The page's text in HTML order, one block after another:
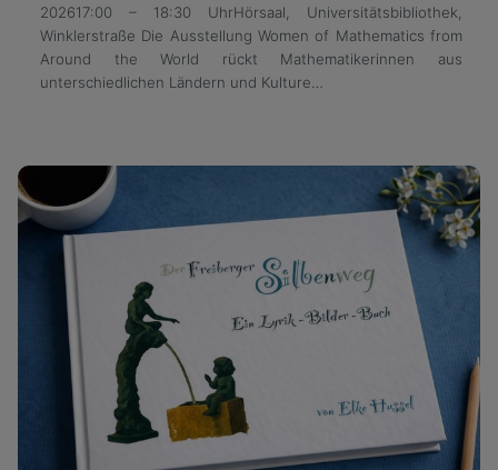
202617:00 – 18:30 UhrHörsaal, Universitätsbibliothek,
Winklerstraße Die Ausstellung Women of Mathematics from
Around the World rückt Mathematikerinnen aus
unterschiedlichen Ländern und Kulture…